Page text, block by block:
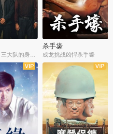
杀手壕
成龙挑战凶悍杀手壕